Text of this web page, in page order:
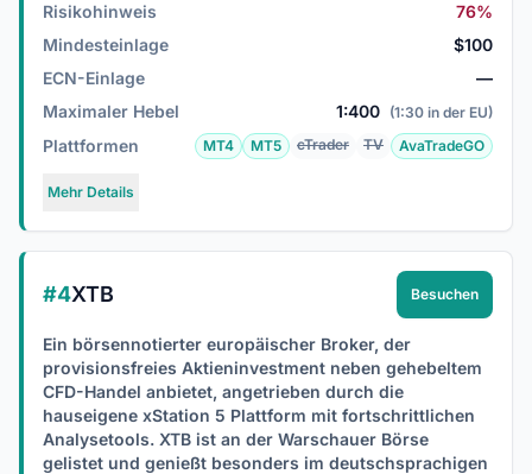
Risikohinweis
76%
Mindesteinlage
$100
ECN-Einlage
—
Maximaler Hebel
1:400 (1:30 in der EU)
Plattformen MT4 MT5 cTrader TV AvaTradeGO
Mehr Details
#4XTB Besuchen
Ein börsennotierter europäischer Broker, der
provisionsfreies Aktieninvestment neben gehebeltem
CFD-Handel anbietet, angetrieben durch die
hauseigene xStation 5 Plattform mit fortschrittlichen
Analysetools. XTB ist an der Warschauer Börse
gelistet und genießt besonders im deutschsprachigen